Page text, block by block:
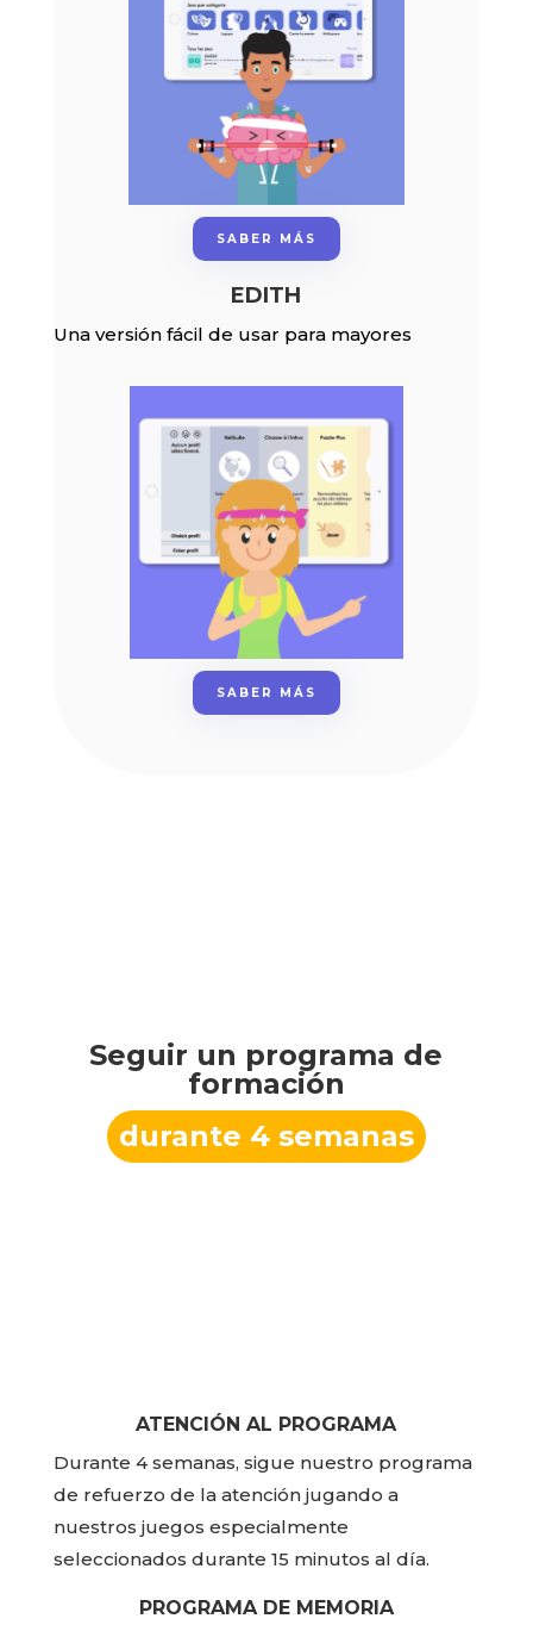
SABER MÁS
EDITH
Una versión fácil de usar para mayores
SABER MÁS
Seguir un programa de
formación
durante 4 semanas
ATENCIÓN AL PROGRAMA
Durante 4 semanas, sigue nuestro programa
de refuerzo de la atención jugando a
nuestros juegos especialmente
seleccionados durante 15 minutos al día.
PROGRAMA DE MEMORIA